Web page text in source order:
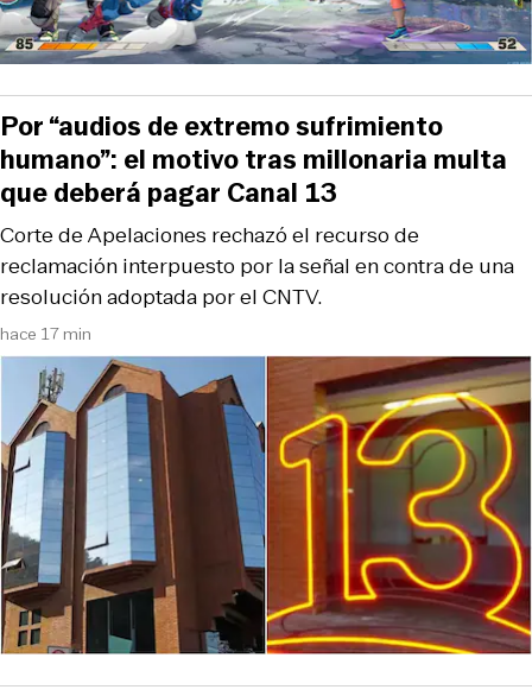
hace 17 min
Corte de Apelaciones rechazó el recurso de
reclamación interpuesto por la señal en contra de una
resolución adoptada por el CNTV.
Por “audios de extremo sufrimiento
humano”: el motivo tras millonaria multa
que deberá pagar Canal 13